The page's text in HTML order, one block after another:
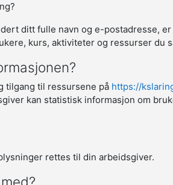
ditt fulle navn og e-postadresse,
kurs, aktiviteter og ressurser du
tilgang til ressursene på https://
kan statistisk informasjon om
rettes til din arbeidsgiver.